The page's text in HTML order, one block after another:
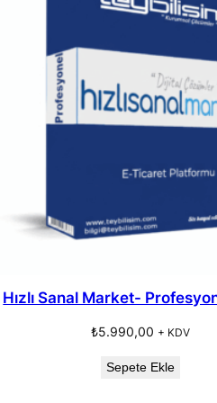
Hızlı Sanal Market-
₺5.990,00 + KDV
Sepete Ekle